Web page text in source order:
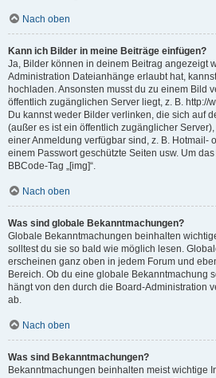
Nach oben
Kann ich Bilder in meine Beiträge einfügen?
Ja, Bilder können in deinem Beitrag angezeigt
Administration Dateianhänge erlaubt hat,
hochladen. Ansonsten musst du zu einem Bild
öffentlich zugänglichen Server liegt, z. B. http://
Du kannst weder Bilder verlinken, die sich auf
(außer es ist ein öffentlich zugänglicher
einer Anmeldung verfügbar sind, z. B. Hotmail-
einem Passwort geschützte Seiten usw. Um
BBCode-Tag „[img]“.
Nach oben
Was sind globale Bekanntmachungen?
Globale Bekanntmachungen beinhalten
solltest du sie so bald wie möglich lesen.
erscheinen ganz oben in jedem Forum und
Bereich. Ob du eine globale Bekanntmachung
hängt von den durch die Board-Administration
ab.
Nach oben
Was sind Bekanntmachungen?
Bekanntmachungen beinhalten meist wichtige